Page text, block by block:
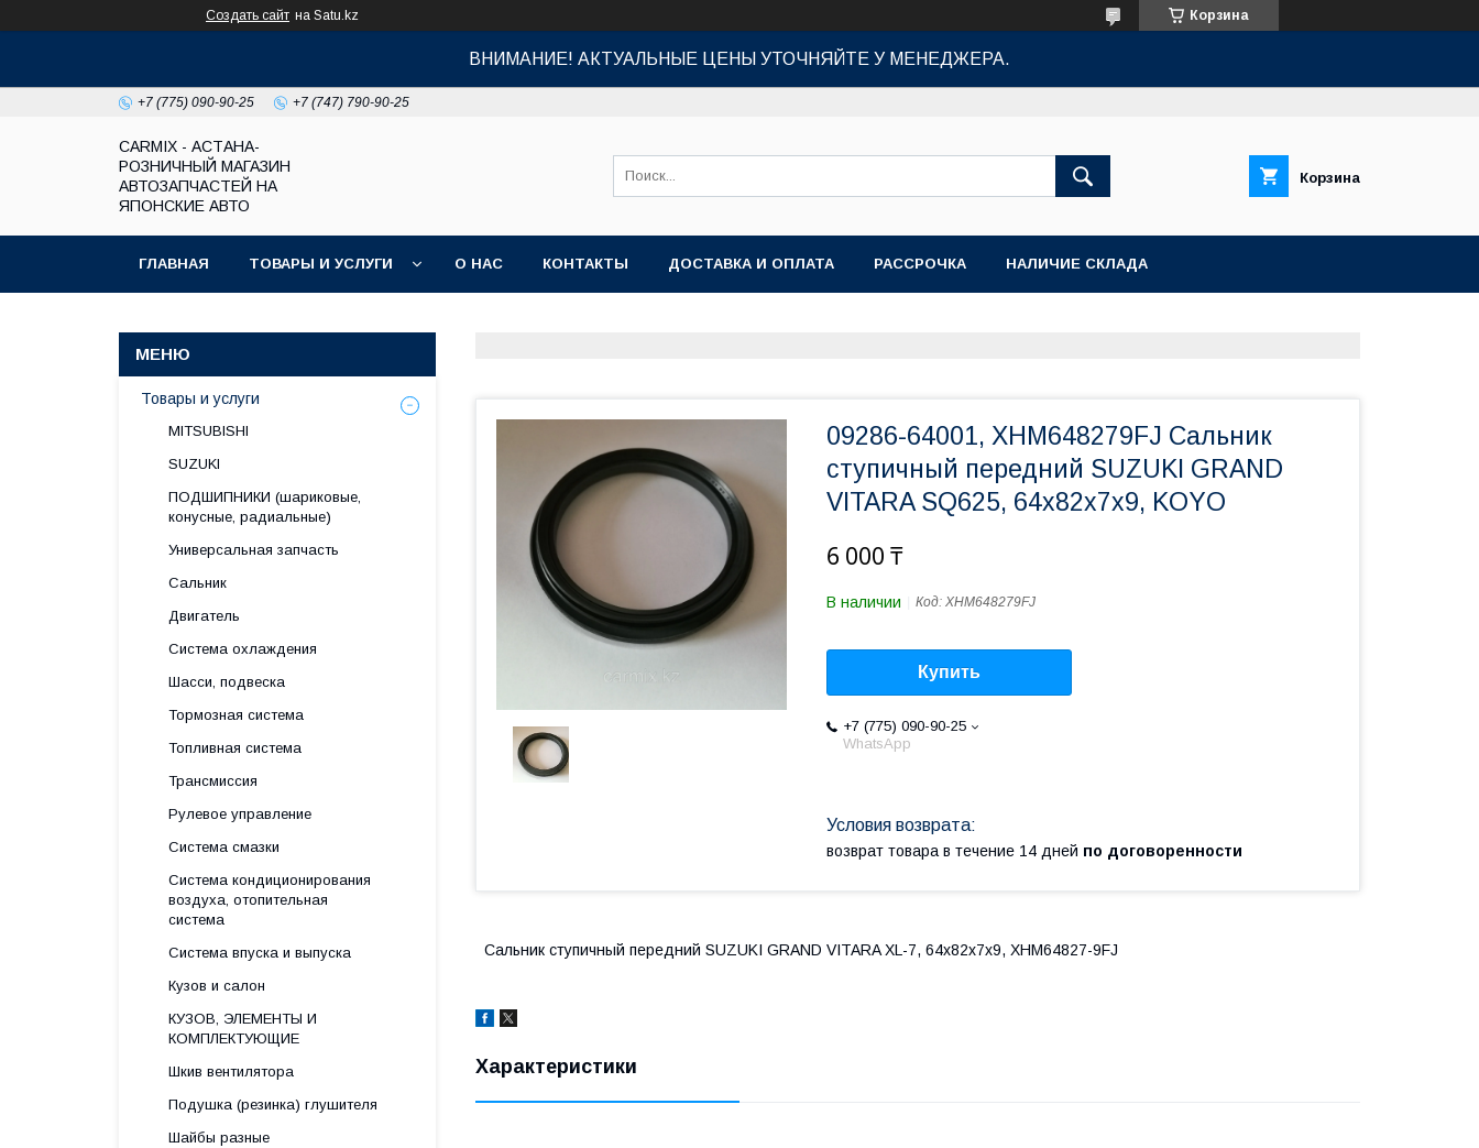
Создать сайт на Satu.kz Корзина
ВНИМАНИЕ! АКТУАЛЬНЫЕ ЦЕНЫ УТОЧНЯЙТЕ У МЕНЕДЖЕРА.
+7 (775) 090-90-25 +7 (747) 790-90-25
СARMIX - АСТАНА-
РОЗНИЧНЫЙ МАГАЗИН
АВТОЗАПЧАСТЕЙ НА
ЯПОНСКИЕ АВТО
Корзина
ГЛАВНАЯ ТОВАРЫ И УСЛУГИ О НАС КОНТАКТЫ ДОСТАВКА И ОПЛАТА РАССРОЧКА НАЛИЧИЕ СКЛАДА
09286-64001, XHM648279FJ Сальник
ступичный передний SUZUKI GRAND
VITARA SQ625, 64x82x7x9, KOYO
6 000 ₸
В наличии Код: XHM648279FJ
Купить
+7 (775) 090-90-25
WhatsApp
возврат товара в течение 14 дней по договоренности
Сальник ступичный передний SUZUKI GRAND VITARA XL-7, 64x82x7x9, XHM64827-9FJ
Характеристики
Товары и услуги
MITSUBISHI
SUZUKI
ПОДШИПНИКИ (шариковые,
конусные, радиальные)
Универсальная запчасть
Сальник
Двигатель
Система охлаждения
Шасси, подвеска
Тормозная система
Топливная система
Трансмиссия
Рулевое управление
Система смазки
Система кондиционирования
воздуха, отопительная
система
Система впуска и выпуска
Кузов и салон
КУЗОВ, ЭЛЕМЕНТЫ И
КОМПЛЕКТУЮЩИЕ
Шкив вентилятора
Подушка (резинка) глушителя
Шайбы разные